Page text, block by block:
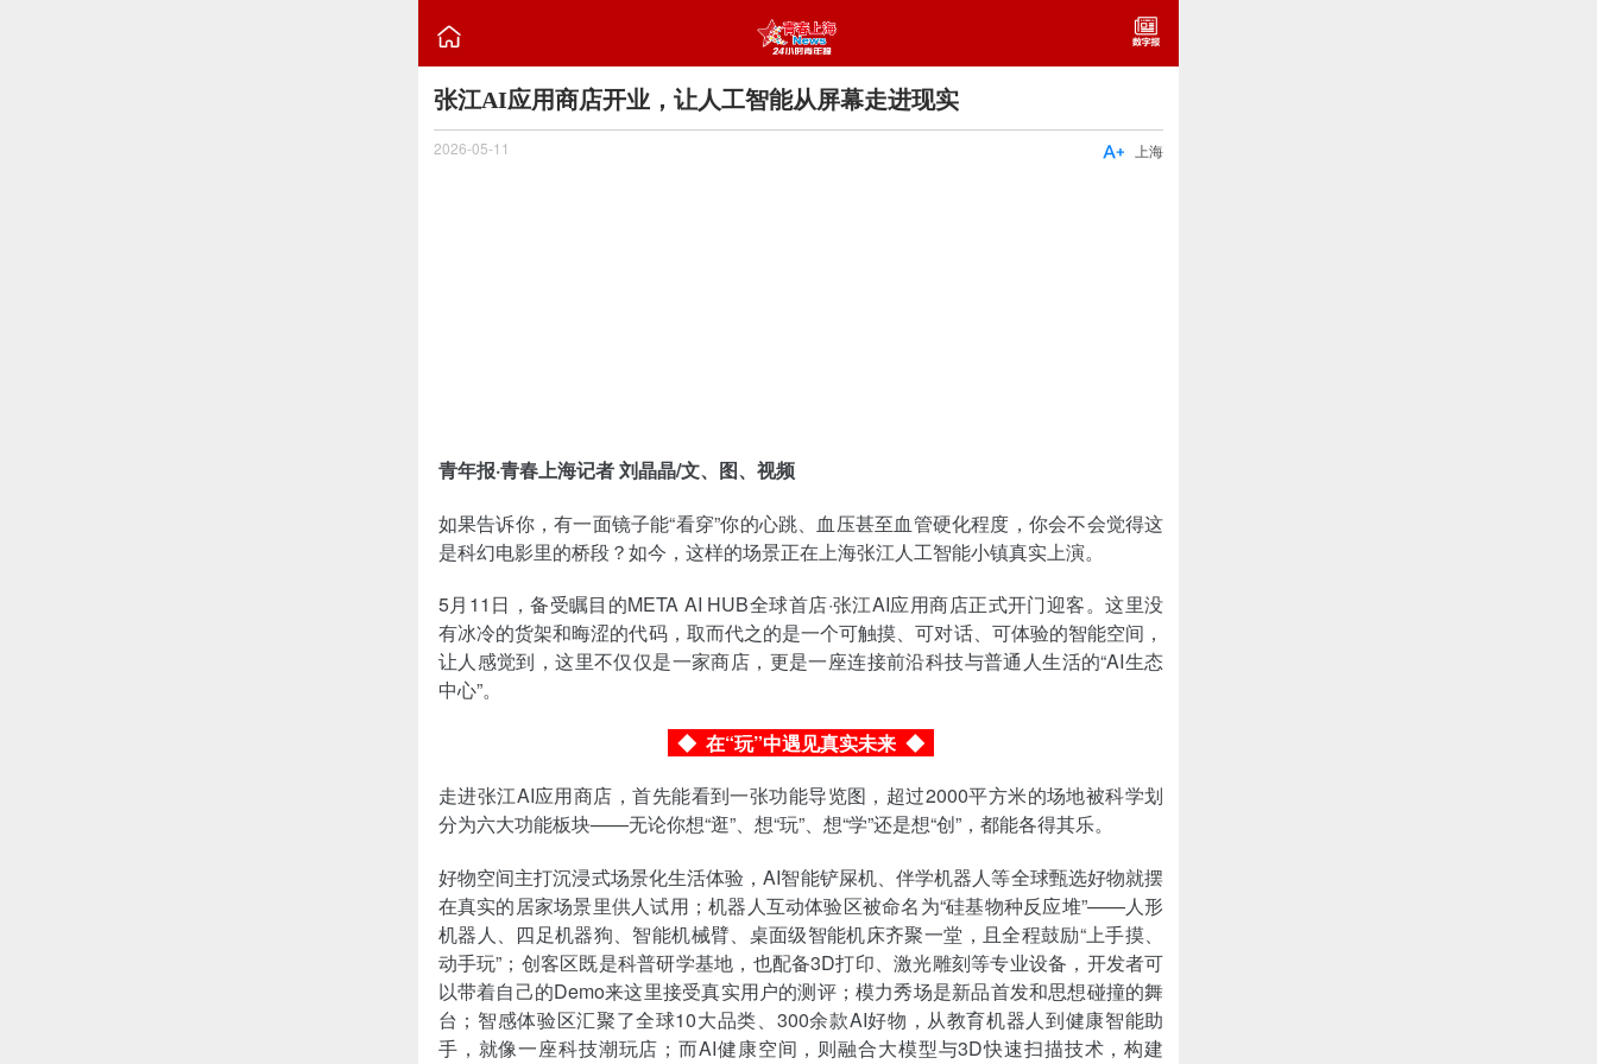

张江AI应用商店开业，让人工智能从屏幕走进现实
2026-05-11 上海

青年报·青春上海记者 刘晶晶/文、图、视频
如果告诉你，有一面镜子能“看穿”你的心跳、血压甚至血管硬化程度，你会不会觉得这
是科幻电影里的桥段？如今，这样的场景正在上海张江人工智能小镇真实上演。
5月11日，备受瞩目的META AI HUB全球首店·张江AI应用商店正式开门迎客。这里没
有冰冷的货架和晦涩的代码，取而代之的是一个可触摸、可对话、可体验的智能空间，
让人感觉到，这里不仅仅是一家商店，更是一座连接前沿科技与普通人生活的“AI生态
中心”。
◆ 在“玩”中遇见真实未来 ◆
走进张江AI应用商店，首先能看到一张功能导览图，超过2000平方米的场地被科学划
分为六大功能板块——无论你想“逛”、想“玩”、想“学”还是想“创”，都能各得其乐。
好物空间主打沉浸式场景化生活体验，AI智能铲屎机、伴学机器人等全球甄选好物就摆
在真实的居家场景里供人试用；机器人互动体验区被命名为“硅基物种反应堆”——人形
机器人、四足机器狗、智能机械臂、桌面级智能机床齐聚一堂，且全程鼓励“上手摸、
动手玩”；创客区既是科普研学基地，也配备3D打印、激光雕刻等专业设备，开发者可
以带着自己的Demo来这里接受真实用户的测评；模力秀场是新品首发和思想碰撞的舞
台；智感体验区汇聚了全球10大品类、300余款AI好物，从教育机器人到健康智能助
手，就像一座科技潮玩店；而AI健康空间，则融合大模型与3D快速扫描技术，构建